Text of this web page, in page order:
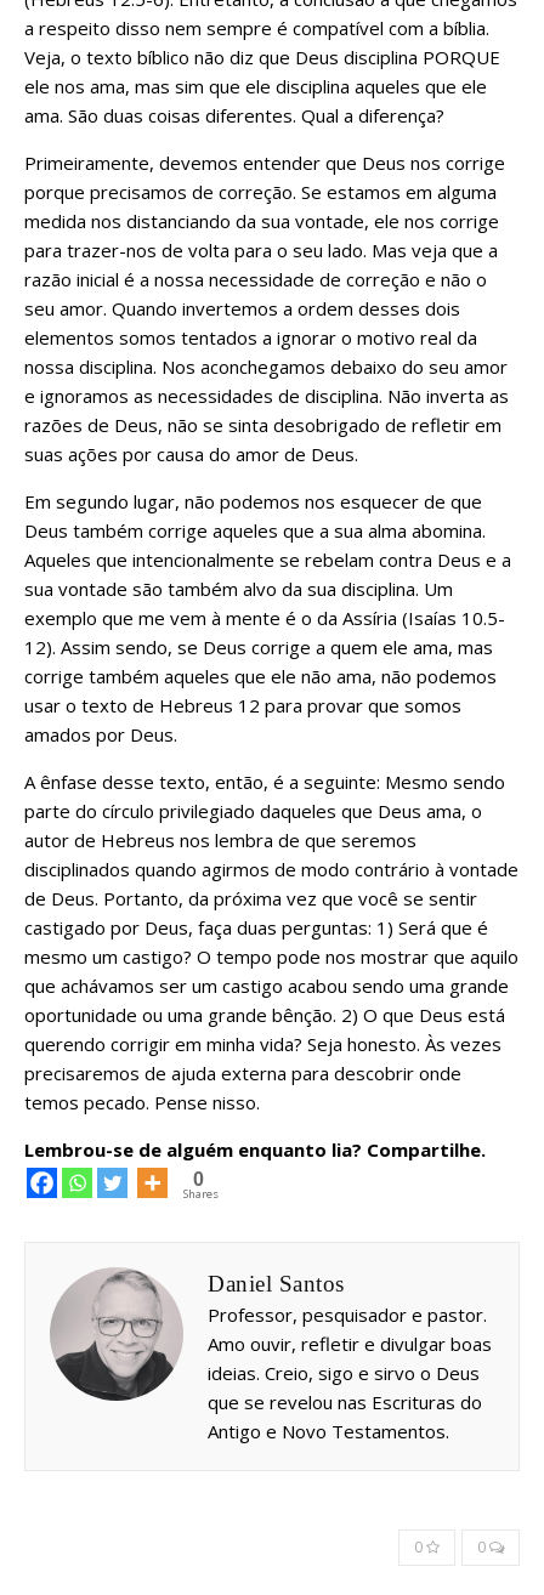
a respeito disso nem sempre é compatível com a bíblia.
Veja, o texto bíblico não diz que Deus disciplina PORQUE
ele nos ama, mas sim que ele disciplina aqueles que ele
ama. São duas coisas diferentes. Qual a diferença?
Primeiramente, devemos entender que Deus nos corrige
porque precisamos de correção. Se estamos em alguma
medida nos distanciando da sua vontade, ele nos corrige
para trazer-nos de volta para o seu lado. Mas veja que a
razão inicial é a nossa necessidade de correção e não o
seu amor. Quando invertemos a ordem desses dois
elementos somos tentados a ignorar o motivo real da
nossa disciplina. Nos aconchegamos debaixo do seu amor
e ignoramos as necessidades de disciplina. Não inverta as
razões de Deus, não se sinta desobrigado de refletir em
suas ações por causa do amor de Deus.
Em segundo lugar, não podemos nos esquecer de que
Deus também corrige aqueles que a sua alma abomina.
Aqueles que intencionalmente se rebelam contra Deus e a
sua vontade são também alvo da sua disciplina. Um
exemplo que me vem à mente é o da Assíria (Isaías 10.5-
12). Assim sendo, se Deus corrige a quem ele ama, mas
corrige também aqueles que ele não ama, não podemos
usar o texto de Hebreus 12 para provar que somos
amados por Deus.
A ênfase desse texto, então, é a seguinte: Mesmo sendo
parte do círculo privilegiado daqueles que Deus ama, o
autor de Hebreus nos lembra de que seremos
disciplinados quando agirmos de modo contrário à vontade
de Deus. Portanto, da próxima vez que você se sentir
castigado por Deus, faça duas perguntas: 1) Será que é
mesmo um castigo? O tempo pode nos mostrar que aquilo
que achávamos ser um castigo acabou sendo uma grande
oportunidade ou uma grande bênção. 2) O que Deus está
querendo corrigir em minha vida? Seja honesto. Às vezes
precisaremos de ajuda externa para descobrir onde
temos pecado. Pense nisso.
Lembrou-se de alguém enquanto lia? Compartilhe.
0
Shares
Daniel Santos
Professor, pesquisador e pastor.
Amo ouvir, refletir e divulgar boas
ideias. Creio, sigo e sirvo o Deus
que se revelou nas Escrituras do
Antigo e Novo Testamentos.
0 0